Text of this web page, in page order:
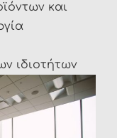
και
ιδιοτήτων